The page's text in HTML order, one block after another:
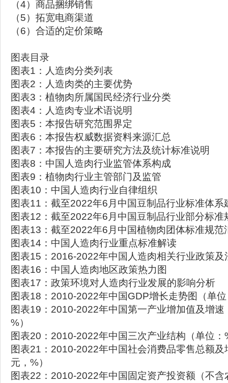
（4）商品捆绑销售
（5）拓宽电商渠道
（6）合适的定价策略
图表目录
图表1：人造肉分类列表
图表2：人造肉类的主要优势
图表3：植物肉所属国民经济行业分类
图表4：人造肉专业术语说明
图表5：本报告研究范围界定
图表6：本报告权威数据资料来源汇总
图表7：本报告的主要研究方法及统计标准说明
图表8：中国人造肉行业监管体系构成
图表9：植物肉行业主管部门及监管
图表10：中国人造肉行业自律组织
图表11：截至2022年6月中国豆制品行业标准体系
图表12：截至2022年6月中国豆制品行业部分标准
图表13：截至2022年6月中国植物肉团体标准规范
图表14：中国人造肉行业重点标准解读
图表15：2016-2022年中国人造肉相关行业政策及
图表16：中国人造肉地区政策热力图
图表17：政策环境对人造肉行业发展的影响分析
图表18：2010-2022年中国GDP增长走势图（单
图表19：2010-2022年中国第一产业增加值及增速
%）
图表20：2010-2022年中国三次产业结构（单位：
图表21：2010-2022年中国社会消费品零售总额及
元，%）
图表22：2010-2022年中国固定资产投资额（不含